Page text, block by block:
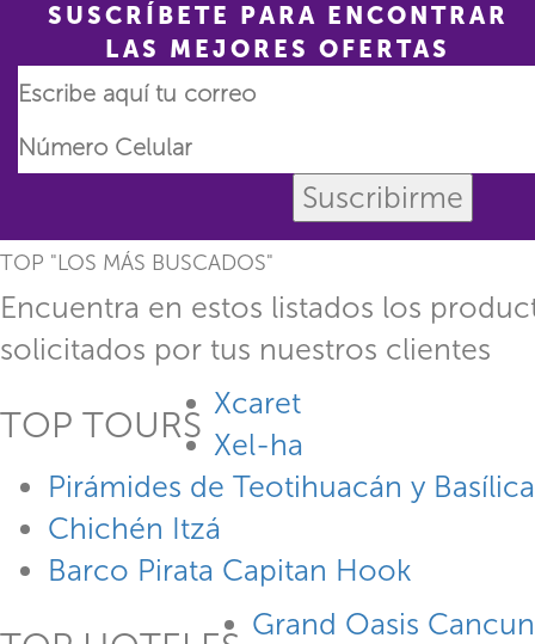
SUSCRÍBETE PARA ENCONTRAR
LAS MEJORES OFERTAS
Suscribirme
TOP "LOS MÁS BUSCADOS"
Encuentra en estos listados los
solicitados por tus nuestros clientes
TOP TOURS
Xcaret
Xel-ha
Pirámides de Teotihuacán y Basílica
Chichén Itzá
Barco Pirata Capitan Hook
Grand Oasis Cancun